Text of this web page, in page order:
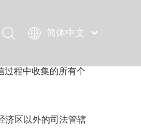
简体中文
过程中收集的所有个
济区以外的司法管辖